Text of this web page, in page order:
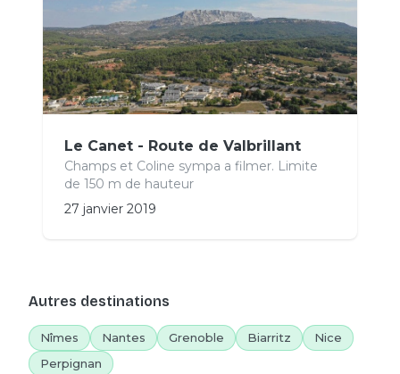
Le Canet - Route de Valbrillant
Champs et Coline sympa a filmer. Limite
de 150 m de hauteur
27 janvier 2019
Autres destinations
Nîmes Nantes Grenoble Biarritz
Nice
Perpignan